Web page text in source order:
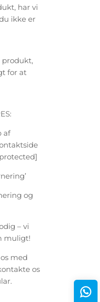
har vi
ikke er
produkt,
for at
af
og
– vi
muligt!
med
os